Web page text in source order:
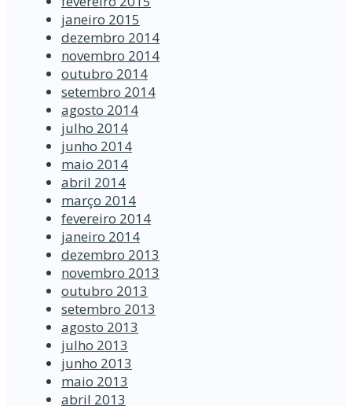
janeiro 2015
dezembro 2014
novembro 2014
outubro 2014
setembro 2014
agosto 2014
julho 2014
junho 2014
maio 2014
abril 2014
março 2014
fevereiro 2014
janeiro 2014
dezembro 2013
novembro 2013
outubro 2013
setembro 2013
agosto 2013
julho 2013
junho 2013
maio 2013
abril 2013